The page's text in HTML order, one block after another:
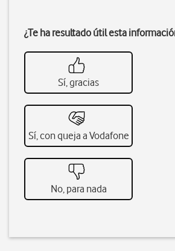
¿Te ha resultado útil esta
Sí, gracias
Sí, con queja a Vodafone
No, para nada